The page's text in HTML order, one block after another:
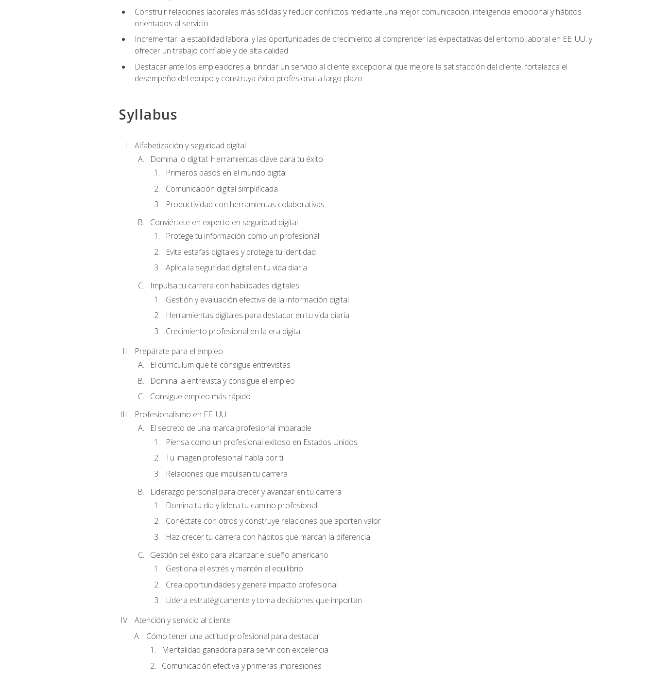
Construir relaciones laborales más sólidas y reducir conflictos mediante una mejor comunicación, inteligencia emocional y hábitos
orientados al servicio
Incrementar la estabilidad laboral y las oportunidades de crecimiento al comprender las expectativas del entorno laboral en EE. UU. y
ofrecer un trabajo confiable y de alta calidad
Destacar ante los empleadores al brindar un servicio al cliente excepcional que mejore la satisfacción del cliente, fortalezca el
desempeño del equipo y construya éxito profesional a largo plazo
Syllabus
Alfabetización y seguridad digital
Domina lo digital: Herramientas clave para tu éxito
Primeros pasos en el mundo digital
Comunicación digital simplificada
Productividad con herramientas colaborativas
Conviértete en experto en seguridad digital
Protege tu información como un profesional
Evita estafas digitales y protege tu identidad
Aplica la seguridad digital en tu vida diaria
Impulsa tu carrera con habilidades digitales
Gestión y evaluación efectiva de la información digital
Herramientas digitales para destacar en tu vida diaria
Crecimiento profesional en la era digital
Prepárate para el empleo
El currículum que te consigue entrevistas
Domina la entrevista y consigue el empleo
Consigue empleo más rápido
Profesionalismo en EE. UU.
El secreto de una marca profesional imparable
Piensa como un profesional exitoso en Estados Unidos
Tu imagen profesional habla por ti
Relaciones que impulsan tu carrera
Liderazgo personal para crecer y avanzar en tu carrera
Domina tu día y lidera tu camino profesional
Conéctate con otros y construye relaciones que aporten valor
Haz crecer tu carrera con hábitos que marcan la diferencia
Gestión del éxito para alcanzar el sueño americano
Gestiona el estrés y mantén el equilibrio
Crea oportunidades y genera impacto profesional
Lidera estratégicamente y toma decisiones que importan
Atención y servicio al cliente
Cómo tener una actitud profesional para destacar
Mentalidad ganadora para servir con excelencia
Comunicación efectiva y primeras impresiones